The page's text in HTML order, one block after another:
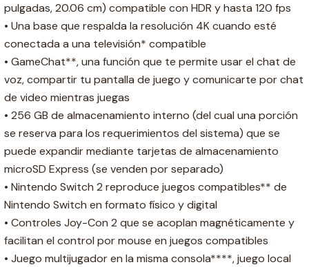
pulgadas, 20.06 cm) compatible con HDR y hasta 120 fps
• Una base que respalda la resolución 4K cuando esté
conectada a una televisión* compatible
• GameChat**, una función que te permite usar el chat de
voz, compartir tu pantalla de juego y comunicarte por chat
de video mientras juegas
• 256 GB de almacenamiento interno (del cual una porción
se reserva para los requerimientos del sistema) que se
puede expandir mediante tarjetas de almacenamiento
microSD Express (se venden por separado)
• Nintendo Switch 2 reproduce juegos compatibles** de
Nintendo Switch en formato físico y digital
• Controles Joy-Con 2 que se acoplan magnéticamente y
facilitan el control por mouse en juegos compatibles
• Juego multijugador en la misma consola****, juego local